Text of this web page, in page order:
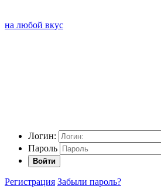
на любой вкус
Логин:
Пароль
Войти
Регистрация Забыли пароль?